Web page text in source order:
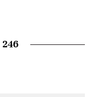
246